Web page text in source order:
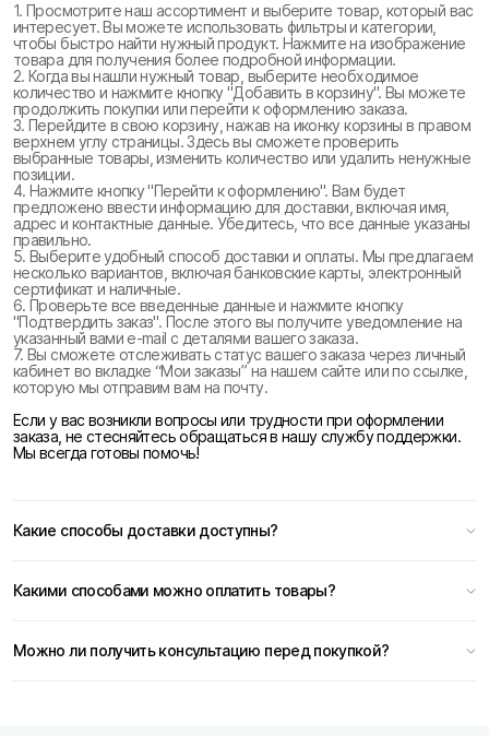
1. Просмотрите наш ассортимент и выберите товар, который вас
интересует. Вы можете использовать фильтры и категории,
чтобы быстро найти нужный продукт. Нажмите на изображение
товара для получения более подробной информации.
2. Когда вы нашли нужный товар, выберите необходимое
количество и нажмите кнопку "Добавить в корзину". Вы можете
продолжить покупки или перейти к оформлению заказа.
3. Перейдите в свою корзину, нажав на иконку корзины в правом
верхнем углу страницы. Здесь вы сможете проверить
выбранные товары, изменить количество или удалить ненужные
позиции.
4. Нажмите кнопку "Перейти к оформлению". Вам будет
предложено ввести информацию для доставки, включая имя,
адрес и контактные данные. Убедитесь, что все данные указаны
правильно.
5. Выберите удобный способ доставки и оплаты. Мы предлагаем
несколько вариантов, включая банковские карты, электронный
сертификат и наличные.
6. Проверьте все введенные данные и нажмите кнопку
"Подтвердить заказ". После этого вы получите уведомление на
указанный вами e-mail с деталями вашего заказа.
7. Вы сможете отслеживать статус вашего заказа через личный
кабинет во вкладке “Мои заказы” на нашем сайте или по ссылке,
которую мы отправим вам на почту.
Если у вас возникли вопросы или трудности при оформлении
заказа, не стесняйтесь обращаться в нашу службу поддержки.
Мы всегда готовы помочь!
Какие способы доставки доступны?
Какими способами можно оплатить товары?
Можно ли получить консультацию перед покупкой?